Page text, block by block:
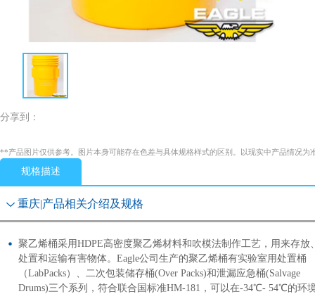
分享到：
**产品图片仅供参考。图片本身可能存在色差与具体规格样式的区别。以现实中产品情况为
规格描述
重庆|产品相关介绍及规格
聚乙烯桶采用HDPE高密度聚乙烯材料和吹模法制作工艺，用来存放
处置和运输有害物体。Eagle公司生产的聚乙烯桶有实验室用处置桶
（LabPacks）、二次包装储存桶(Over Packs)和泄漏应急桶(Salvage
Drums)三个系列，符合联合国标准HM-181，可以在-34℃- 54℃的环